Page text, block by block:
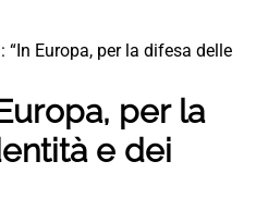
“In Europa, per la difesa delle
per la
e dei